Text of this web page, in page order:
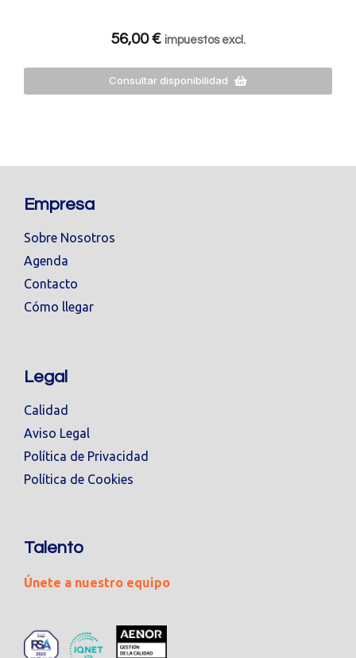
56,00€ impuestos excl.
Consultar disponibilidad
Empresa
Sobre Nosotros
Agenda
Contacto
Cómo llegar
Legal
Calidad
Aviso Legal
Política de Privacidad
Política de Cookies
Talento
Únete a nuestro equipo